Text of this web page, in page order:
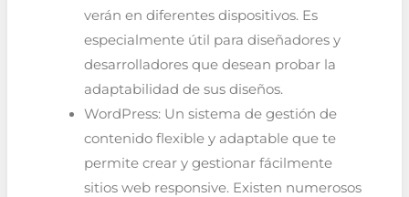
verán en diferentes dispositivos. Es
especialmente útil para diseñadores y
desarrolladores que desean probar la
adaptabilidad de sus diseños.
WordPress: Un sistema de gestión de
contenido flexible y adaptable que te
permite crear y gestionar fácilmente
sitios web responsive. Existen numerosos